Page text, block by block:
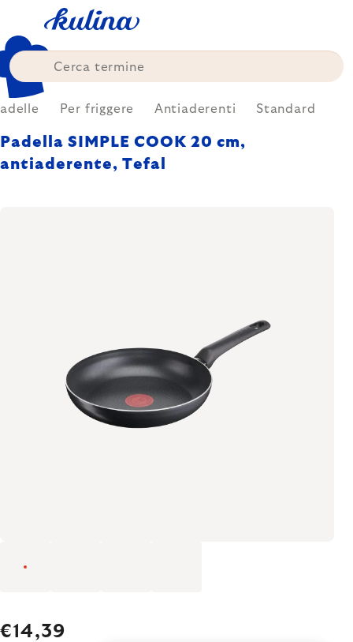
content
Per friggere Antiaderenti Standard
Padella SIMPLE COOK 20 cm,
antiaderente, Tefal
€14,39